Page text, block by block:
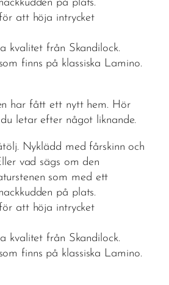
på plats.
att höja intrycket
kvalitet från Skandilock.
finns på klassiska Lamino.
har fått ett nytt hem. Hör
letar efter något liknande.
Nyklädd med fårskinn och
vad sägs om den
som med ett
på plats.
att höja intrycket
kvalitet från Skandilock.
finns på klassiska Lamino.